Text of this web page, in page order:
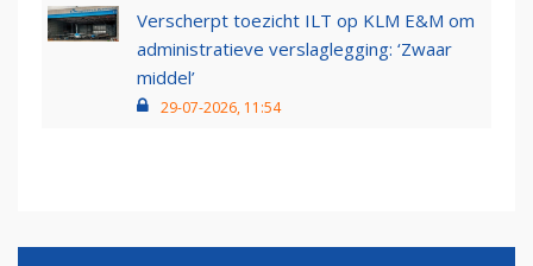
Verscherpt toezicht ILT op KLM E&M om
administratieve verslaglegging: ‘Zwaar
middel’
29-07-2026, 11:54